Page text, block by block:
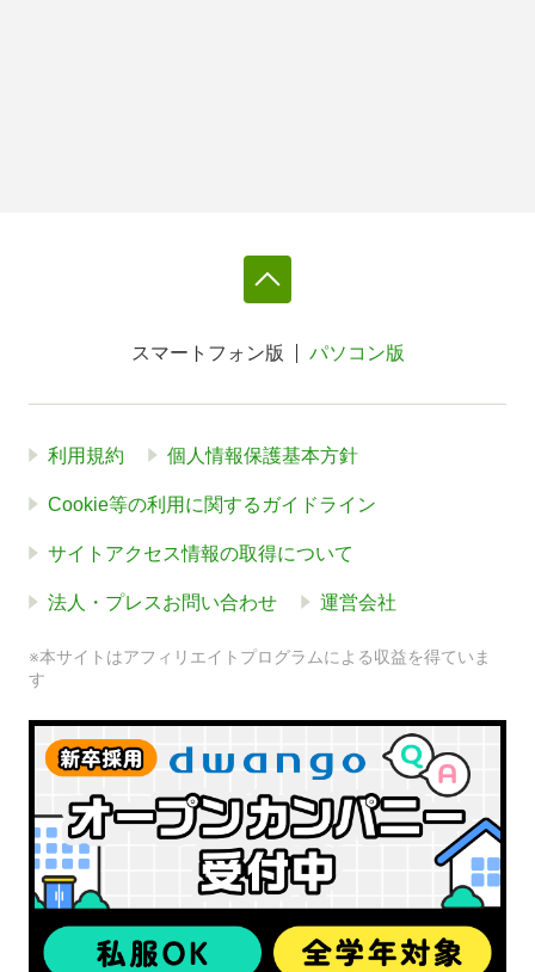
スマートフォン版 パソコン版
利用規約 個人情報保護基本方針
Cookie等の利用に関するガイドライン
サイトアクセス情報の取得について
法人・プレスお問い合わせ 運営会社
※本サイトはアフィリエイトプログラムによる収益を得ていま
す